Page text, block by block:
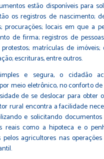
estão disponíveis para
os registros de nascimento;
procurações; locais em que a
de firma; registros de
matrículas de
escrituras, entre outros.
e segura, o cidadão
meio eletrônico, no conforto
de se deslocar para obter
rural encontra a facilidade
e solicitando
reais como a hipoteca e o
pelos agricultores nas